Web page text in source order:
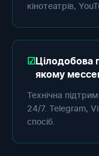
кінотеатрів,
Цілодобова
якому
Технічна
24/7. Telegram,
спосіб.